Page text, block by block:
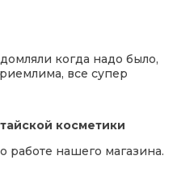
когда надо было,
все супер
косметики
работе нашего магазина.